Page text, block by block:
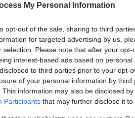
My Personal Information
opt-out of the sale, sharing to third
for targeted advertising by us,
selection. Please note that after your
interest-based ads based on
to third parties prior to your opt-
of your personal information by third
This information may also be disclosed
Participants that may further disclose it to